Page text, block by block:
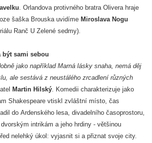
. Orlandova protivného bratra Olivera hraje
šaška Brouska uvidíme Miroslava Nogu
Ranč U Zelené sedmy).
být sami sebou
jako například Marná lásky snaha, nemá děj
ale sestává z neustálého zrcadlení různých
Martin Hilský. Komedii charakterizuje jako
Shakespeare vtiskl zvláštní místo, čas
do Ardenského lesa, divadelního časoprostoru,
intrikám a jeho hrdiny - většinou
nelehký úkol: vyjasnit si a přiznat svoje city.